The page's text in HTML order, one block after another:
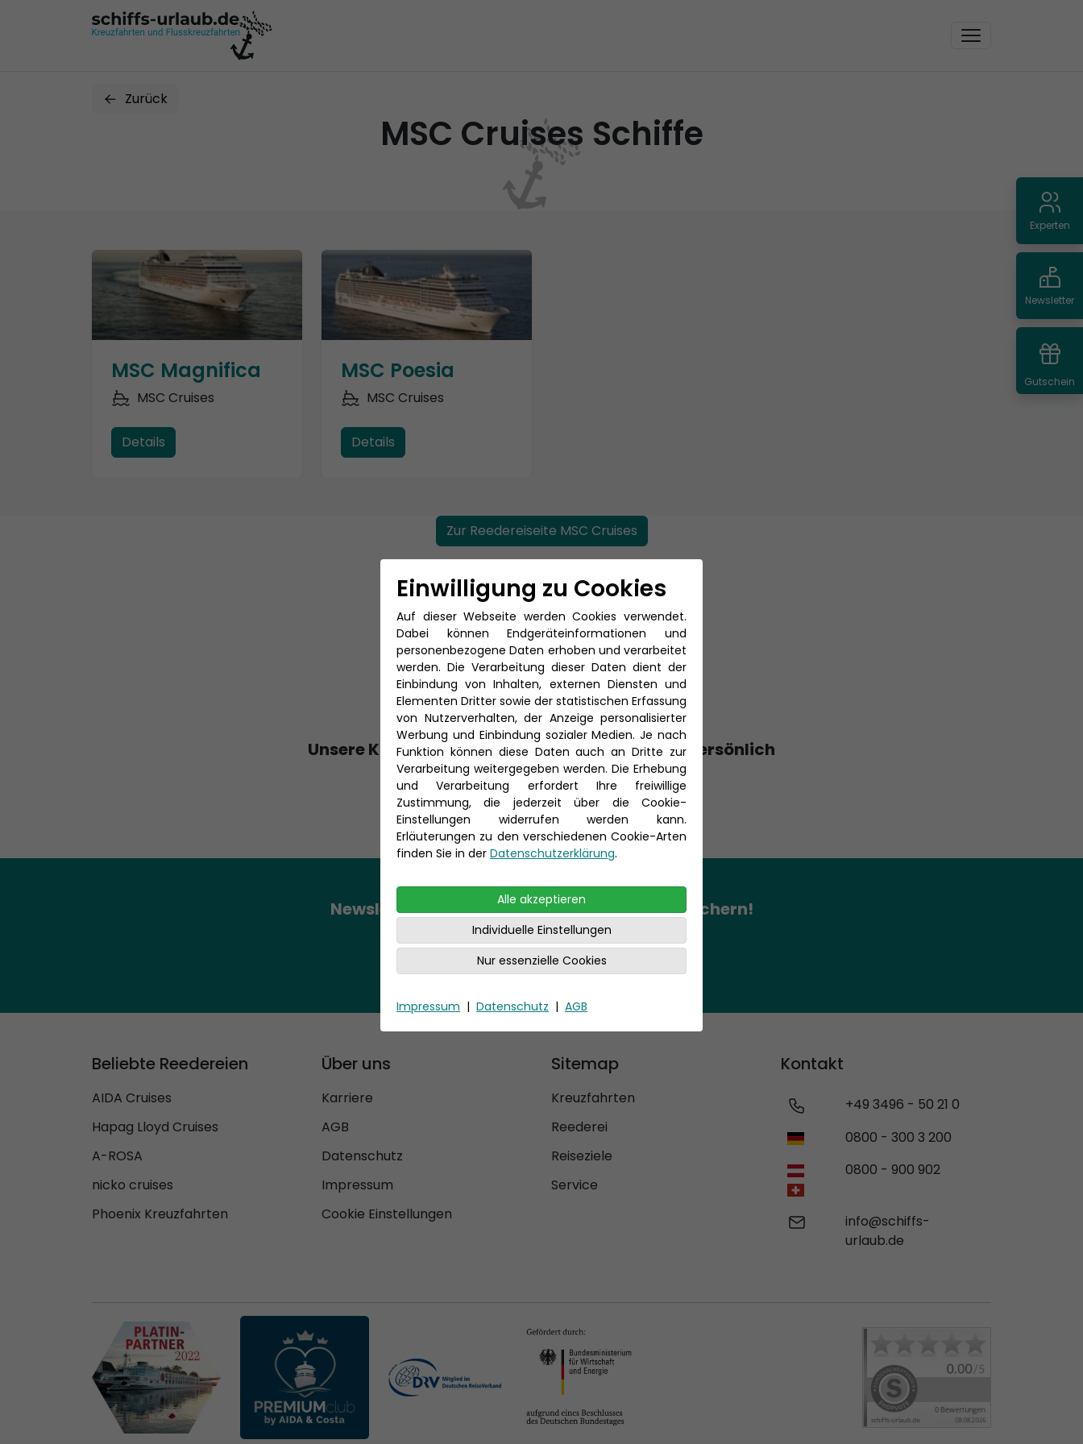
Zurück
MSC Cruises Schiffe
MSC Magnifica
MSC Cruises
Details
MSC Poesia
MSC Cruises
Details
Zur Reedereiseite MSC Cruises
Experten
Newsletter
Gutschein
Einwilligung zu Cookies
Auf dieser Webseite werden Cookies verwendet.
Dabei können Endgeräteinformationen und
personenbezogene Daten erhoben und verarbeitet
werden. Die Verarbeitung dieser Daten dient der
Einbindung von Inhalten, externen Diensten und
Elementen Dritter sowie der statistischen Erfassung
von Nutzerverhalten, der Anzeige personalisierter
Werbung und Einbindung sozialer Medien. Je nach
Funktion können diese Daten auch an Dritte zur
Verarbeitung weitergegeben werden. Die Erhebung
und Verarbeitung erfordert Ihre freiwillige
Zustimmung, die jederzeit über die Cookie-
Einstellungen widerrufen werden kann.
Erläuterungen zu den verschiedenen Cookie-Arten
finden Sie in der Datenschutzerklärung.
Alle akzeptieren
Individuelle Einstellungen
Nur essenzielle Cookies
Impressum | Datenschutz | AGB
Unsere Kreuzfahrtexperten beraten Sie gerne persönlich
Montag - Freitag 10.00 - 18.00 Uhr
Samstag und Sonntag 10.00 - 17.00 Uhr
Newsletter abonnieren und Top-Angebote sichern!
In den Newsletter Eintragen
Beliebte Reedereien
AIDA Cruises
Hapag Lloyd Cruises
A-ROSA
nicko cruises
Phoenix Kreuzfahrten
Über uns
Karriere
AGB
Datenschutz
Impressum
Cookie Einstellungen
Sitemap
Kreuzfahrten
Reederei
Reiseziele
Service
Kontakt
+49 3496 - 50 21 0
0800 - 300 3 200
0800 - 900 902
info@schiffs-
urlaub.de